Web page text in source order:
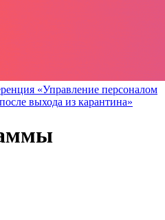
«Управление персоналом
выхода из карантина»